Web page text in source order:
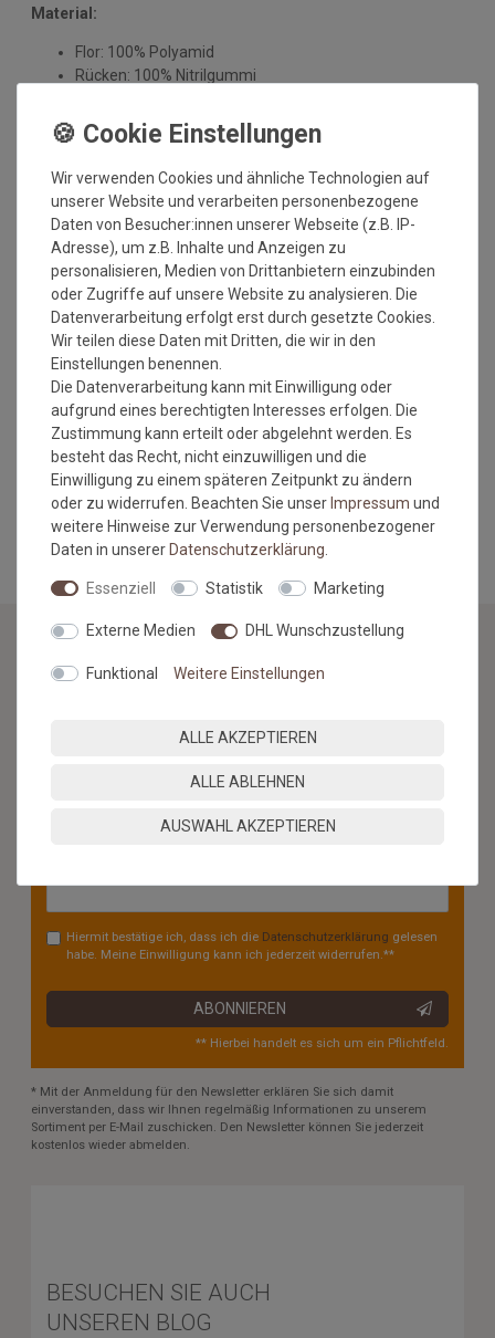
Material:
Flor: 100% Polyamid
Rücken: 100% Nitrilgummi
Mit dieser Qualitätsmatte sichern Sie sich waschbare
Fußmatten, die zu 100% PVC-frei sind. Dank eines
hochwertigen Gummirückens sind die Fußmatten absolut
ruschfest. Einem sicheren Gebrauch auch auf
Fußbodenheizungen steht somit nichts mehr im Wege.
Pflegetips:
Vor dem ersten Gebrauch waschen Sie die Fußmatte separat
bei angegebener Temperatur mit Feinwaschmittel und legen
sie flach zum Trocknen aus. Dadurch richten sich die Fasern
auf, der Mattenflor wird aktiviert und transportbedingte Falten
und Knicke werden wieder glatt. Pflegen Sie so Ihre
Fußmatte regelmäßig und Sie werden überrascht sein, wie
viele Jahre Qualität und Farbe erhalten bleiben.
MEHR INFORMATIONEN ZUM EU VERANTWORTLICHEN »
NEWSLETTER
Jetzt anmelden: Profitieren Sie von aktuellen Angeboten
Hiermit bestätige ich, dass ich die Daten­schutz­erklärung gelesen
habe. Meine Einwilligung kann ich jederzeit widerrufen.**
ABONNIEREN
** Hierbei handelt es sich um ein Pflichtfeld.
* Mit der Anmeldung für den Newsletter erklären Sie sich damit
einverstanden, dass wir Ihnen regelmäßig Informationen zu unserem
Sortiment per E-Mail zuschicken. Den Newsletter können Sie jederzeit
kostenlos wieder abmelden.
BESUCHEN SIE AUCH
UNSEREN BLOG
Wir verwenden Cookies und ähnliche Technologien auf
unserer Website und verarbeiten personenbezogene
Daten von Besucher:innen unserer Webseite (z.B. IP-
Adresse), um z.B. Inhalte und Anzeigen zu
personalisieren, Medien von Drittanbietern einzubinden
oder Zugriffe auf unsere Website zu analysieren. Die
Datenverarbeitung erfolgt erst durch gesetzte Cookies.
Wir teilen diese Daten mit Dritten, die wir in den
Einstellungen benennen.
Die Datenverarbeitung kann mit Einwilligung oder
aufgrund eines berechtigten Interesses erfolgen. Die
Zustimmung kann erteilt oder abgelehnt werden. Es
besteht das Recht, nicht einzuwilligen und die
Einwilligung zu einem späteren Zeitpunkt zu ändern
oder zu widerrufen. Beachten Sie unserImpressum und
weitere Hinweise zur Verwendung personenbezogener
Daten in unsererDaten­schutz­erklärung
Essenziell Statistik Marketing
Externe Medien DHL Wunschzustellung
Funktional Weitere Einstellungen
ALLE AKZEPTIEREN
ALLE ABLEHNEN
AUSWAHL AKZEPTIEREN